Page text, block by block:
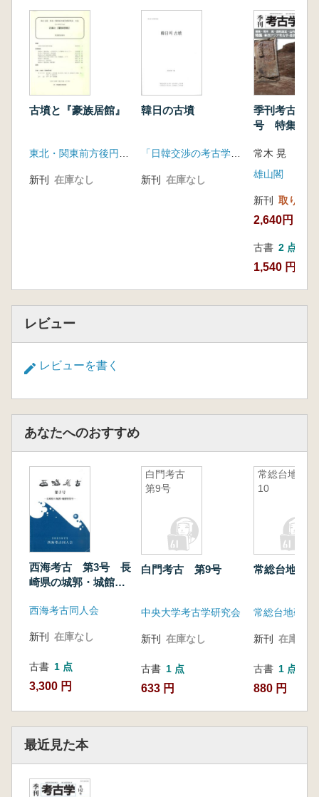
―(白石耕治)
九州(石木秀啓)
最近の発掘から
日本海側屈指の弥生中期大規模環濠集落―石
川県小松市八日市地方遺跡―(中屋克彦)
第二次但馬国府関連施設の調査―兵庫県豊岡
市祢布ヶ森遺跡―(仲田周平)
箸墓古墳の特殊器台と埴輪(春成秀爾)
古墳と『豪族居館』
東北・関東前方後円墳研究会
新刊 在庫なし
韓日の古墳
「日韓交渉の考古学 古墳時代」研究会
新刊 在庫なし
季刊考古学
号 特集 西
動向
雄山閣
新刊 取り寄せ
2,640円
古書 2 点
1,540 円~
レビュー
レビューを書く
あなたへのおすすめ
西海考古 第3号 長
崎県の城郭・城館特
西海考古同人会
新刊 在庫なし
古書 1 点
3,300 円
白門考古
第9号
白門考古 第9号
中央大学考古学研究会
新刊 在庫なし
古書 1 点
633 円
常総台地
10
常総台地 10
常総台地研究
新刊 在庫なし
古書 1 点
880 円
最近見た本